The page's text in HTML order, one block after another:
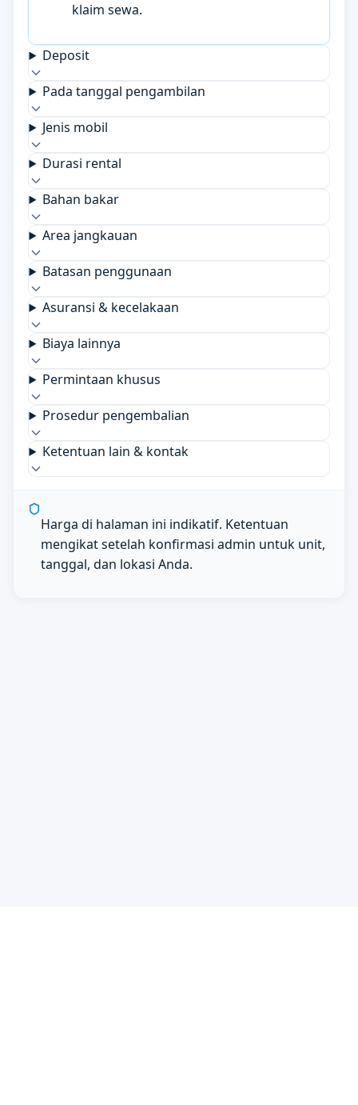
klaim sewa.
Deposit
Pada tanggal pengambilan
Jenis mobil
Durasi rental
Bahan bakar
Area jangkauan
Batasan penggunaan
Asuransi & kecelakaan
Biaya lainnya
Permintaan khusus
Prosedur pengembalian
Ketentuan lain & kontak
Harga di halaman ini indikatif. Ketentuan
mengikat setelah konfirmasi admin untuk unit,
tanggal, dan lokasi Anda.